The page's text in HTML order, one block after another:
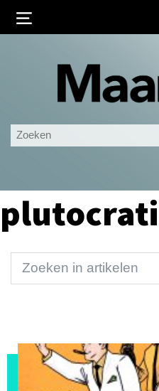
Ingelogd blijven